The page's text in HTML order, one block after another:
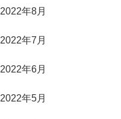
2022年8月
2022年7月
2022年6月
2022年5月